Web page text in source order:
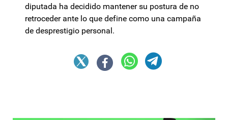
diputada ha decidido mantener su postura de no
retroceder ante lo que define como una campaña
de desprestigio personal.